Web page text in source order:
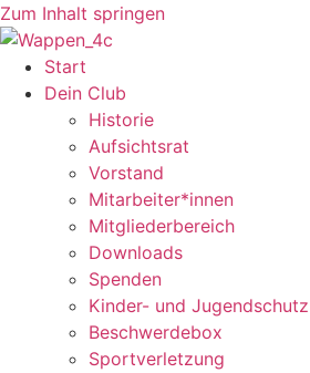
Zum Inhalt springen
Start
Dein Club
Historie
Aufsichtsrat
Vorstand
Mitarbeiter*innen
Mitgliederbereich
Downloads
Spenden
Kinder- und Jugendschutz
Beschwerdebox
Sportverletzung